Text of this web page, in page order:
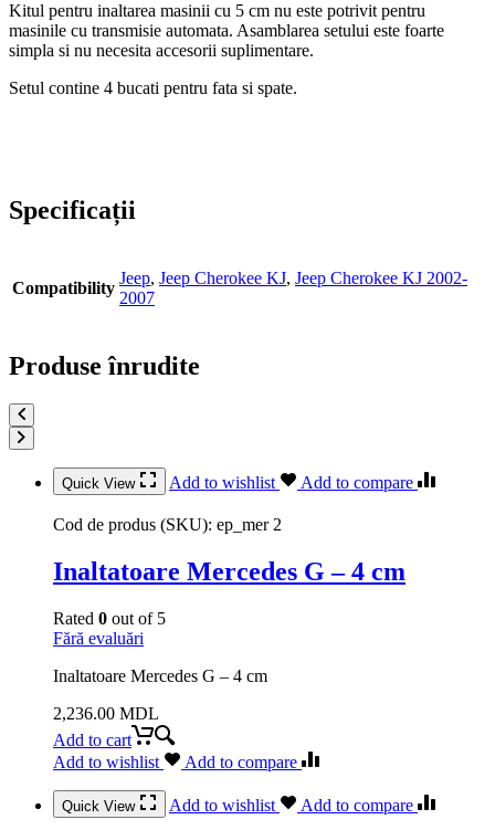
Kitul pentru inaltarea masinii cu 5 cm nu este potrivit pentru
masinile cu transmisie automata. Asamblarea setului este foarte
simpla si nu necesita accesorii suplimentare.
Setul contine 4 bucati pentru fata si spate.
Specificații
Compatibility
Jeep, Jeep Cherokee KJ, Jeep Cherokee KJ 2002-
2007
Produse înrudite
Quick View Add to wishlist Add to compare
Cod de produs (SKU): ep_mer 2
Inaltatoare Mercedes G – 4 cm
Rated 0 out of 5
Fără evaluări
Inaltatoare Mercedes G – 4 cm
2,236.00 MDL
Add to cart
Add to wishlist
Add to compare
Quick View Add to wishlist Add to compare